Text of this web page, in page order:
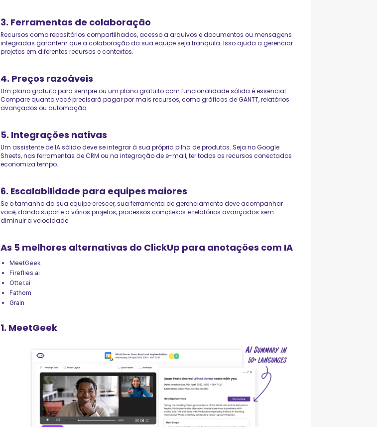
3. Ferramentas de colaboração
Recursos como repositórios compartilhados, acesso a arquivos e documentos ou mensagens
integradas garantem que a colaboração da sua equipe seja tranquila. Isso ajuda a gerenciar
projetos em diferentes recursos e contextos.
4. Preços razoáveis
Um plano gratuito para sempre ou um plano gratuito com funcionalidade sólida é essencial.
Compare quanto você precisará pagar por mais recursos, como gráficos de GANTT, relatórios
avançados ou automação.
5. Integrações nativas
Um assistente de IA sólido deve se integrar à sua própria pilha de produtos. Seja no Google
Sheets, nas ferramentas de CRM ou na integração de e-mail, ter todos os recursos conectados
economiza tempo.
6. Escalabilidade para equipes maiores
Se o tamanho da sua equipe crescer, sua ferramenta de gerenciamento deve acompanhar
você, dando suporte a vários projetos, processos complexos e relatórios avançados sem
diminuir a velocidade.
As 5 melhores alternativas do ClickUp para anotações com IA
MeetGeek
Fireflies.ai
Otter.ai
Fathom
Grain
1. MeetGeek